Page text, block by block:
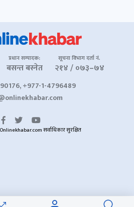
प्रधान सम्पादक:
बसन्त बस्नेत
सूचना विभाग दर्ता नं.
२१४ / ०७३–७४
+977-1-4796489
सर्वाधिकार सुरक्षित